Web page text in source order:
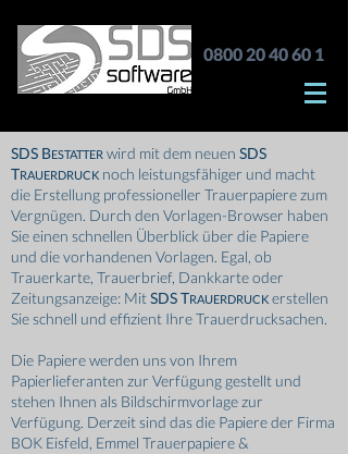
0800 20 40 60 1
SDS BESTATTER wird mit dem neuen SDS
TRAUERDRUCK noch leistungsfähiger und macht
die Erstellung professioneller Trauerpapiere zum
Vergnügen. Durch den Vorlagen-Browser haben
Sie einen schnellen Überblick über die Papiere
und die vorhandenen Vorlagen. Egal, ob
Trauerkarte, Trauerbrief, Dankkarte oder
Zeitungsanzeige: MitSDS TRAUERDRUCK erstellen
Sie schnell und effizient Ihre Trauerdrucksachen.
Die Papiere werden uns von Ihrem
Papierlieferanten zur Verfügung gestellt und
stehen Ihnen als Bildschirmvorlage zur
Verfügung. Derzeit sind das die Papiere der Firma
BOK Eisfeld, Emmel Trauerpapiere &